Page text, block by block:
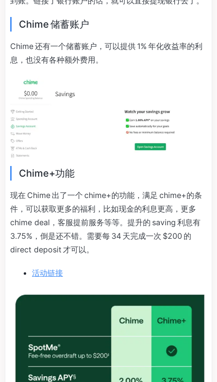
Chime 储蓄账户
Chime 还有一个储蓄账户，可以提供 1% 年化收益率的利
息，也没有各种额外费用。
Chime+功能
现在 Chime 出了一个 chime+的功能，满足 chime+的条
件，可以获取更多的福利，比如现金的利息更高，更多
chime deal，客服提前服务等等。提升的 saving 利息有
3.75%，倒是还不错。需要每 34 天完成一次 $200 的
direct deposit 才可以。
活动链接